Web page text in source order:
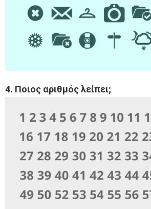
4. Ποιος αριθμός λείπει;